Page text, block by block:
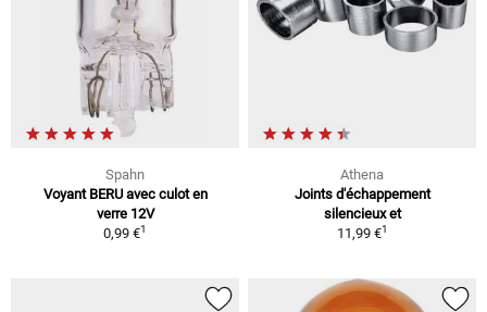
Spahn
Voyant BERU avec culot en
verre 12V
0,99 €1
Athena
Joints d'échappement
silencieux et
11,99 €1